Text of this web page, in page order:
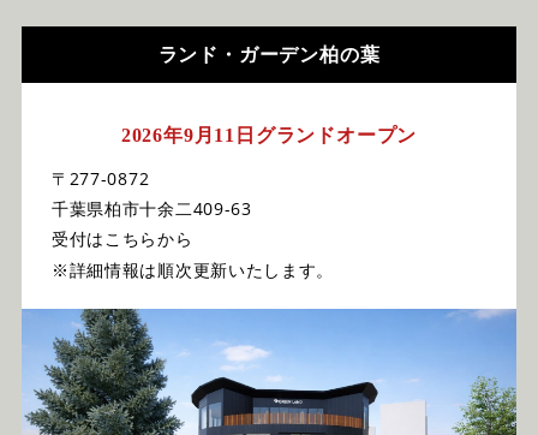
ランド・ガーデン柏の葉
2026年9月11日グランドオープン
〒277-0872
千葉県柏市十余二409-63
受付はこちらから
※詳細情報は順次更新いたします。